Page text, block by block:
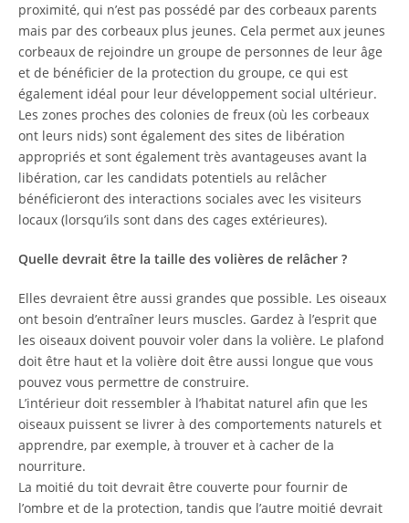
proximité, qui n’est pas possédé par des corbeaux parents
mais par des corbeaux plus jeunes. Cela permet aux jeunes
corbeaux de rejoindre un groupe de personnes de leur âge
et de bénéficier de la protection du groupe, ce qui est
également idéal pour leur développement social ultérieur.
Les zones proches des colonies de freux (où les corbeaux
ont leurs nids) sont également des sites de libération
appropriés et sont également très avantageuses avant la
libération, car les candidats potentiels au relâcher
bénéficieront des interactions sociales avec les visiteurs
locaux (lorsqu’ils sont dans des cages extérieures).
Quelle devrait être la taille des volières de relâcher ?
Elles devraient être aussi grandes que possible. Les oiseaux
ont besoin d’entraîner leurs muscles. Gardez à l’esprit que
les oiseaux doivent pouvoir voler dans la volière. Le plafond
doit être haut et la volière doit être aussi longue que vous
pouvez vous permettre de construire.
L’intérieur doit ressembler à l’habitat naturel afin que les
oiseaux puissent se livrer à des comportements naturels et
apprendre, par exemple, à trouver et à cacher de la
nourriture.
La moitié du toit devrait être couverte pour fournir de
l’ombre et de la protection, tandis que l’autre moitié devrait